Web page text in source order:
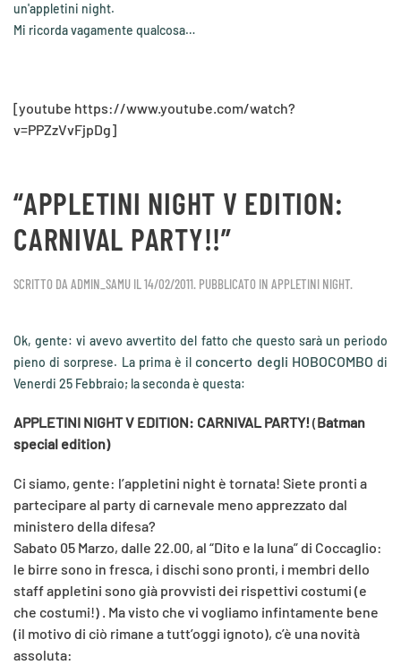
un'appletini night.
Mi ricorda vagamente qualcosa…
[youtube https://www.youtube.com/watch?
v=PPZzVvFjpDg]
“APPLETINI NIGHT V EDITION:
CARNIVAL PARTY!!”
SCRITTO DA ADMIN_SAMU IL14/02/2011. PUBBLICATO IN APPLETINI NIGHT.
Ok, gente: vi avevo avvertito del fatto che questo sarà un periodo
pieno di sorprese. La prima è il concerto degli HOBOCOMBO di
Venerdi 25 Febbraio; la seconda è questa:
APPLETINI NIGHT V EDITION: CARNIVAL PARTY!(Batman
special edition)
Ci siamo, gente: l’appletini night è tornata! Siete pronti a
partecipare al party di carnevale meno apprezzato dal
ministero della difesa?
Sabato 05 Marzo, dalle 22.00, al “Dito e la luna” di Coccaglio:
le birre sono in fresca, i dischi sono pronti, i membri dello
staff appletini sono già provvisti dei rispettivi costumi (e
che costumi!) . Ma visto che vi vogliamo infintamente bene
(il motivo di ciò rimane a tutt’oggi ignoto), c’è una novità
assoluta: